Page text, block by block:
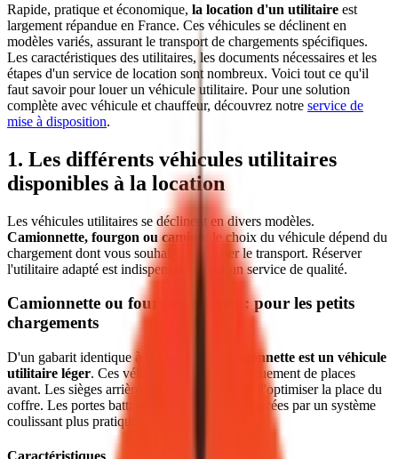
Rapide, pratique et économique, la location d'un utilitaire est
largement répandue en France. Ces véhicules se déclinent en
modèles variés, assurant le transport de chargements spécifiques.
Les caractéristiques des utilitaires, les documents nécessaires et les
étapes d'un service de location sont nombreux. Voici tout ce qu'il
faut savoir pour louer un véhicule utilitaire. Pour une solution
complète avec véhicule et chauffeur, découvrez notre service de
mise à disposition.
1. Les différents véhicules utilitaires
disponibles à la location
Les véhicules utilitaires se déclinent en divers modèles.
Camionnette, fourgon ou camion
, le choix du véhicule dépend du
chargement dont vous souhaitez effectuer le transport. Réserver
l'utilitaire adapté est indispensable pour un service de qualité.
Camionnette ou fourgon moyen : pour les petits
chargements
D'un gabarit identique à la voiture, la
fourgonnette est un véhicule
utilitaire léger. Ces véhicules disposent uniquement de places
avant. Les sièges arrière sont supprimés afin d'optimiser la place du
coffre. Les portes battantes arrière sont remplacées par un système
coulissant plus pratique.